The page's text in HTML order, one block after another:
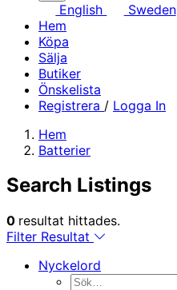
English
Sweden
Hem
Köpa
Sälja
Butiker
Önskelista
Registrera / Logga In
Hem
Batterier
Search Listings
0 resultat hittades.
Filter Resultat
Nyckelord